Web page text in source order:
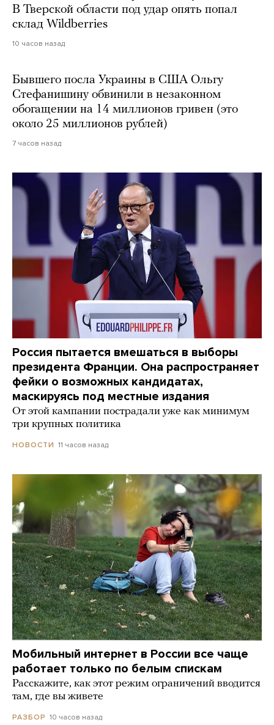
В Тверской области под удар опять попал
склад Wildberries
10 часов назад
Бывшего посла Украины в США Ольгу
Стефанишину обвинили в незаконном
обогащении на 14 миллионов гривен (это
около 25 миллионов рублей)
7 часов назад
Россия пытается вмешаться в выборы
президента Франции. Она распространяет
фейки о возможных кандидатах,
маскируясь под местные издания
От этой кампании пострадали уже как минимум
три крупных политика
НОВОСТИ 11 часов назад
Мобильный интернет в России все чаще
работает только по белым спискам
Расскажите, как этот режим ограничений вводится
там, где вы живете
РАЗБОР 10 часов назад